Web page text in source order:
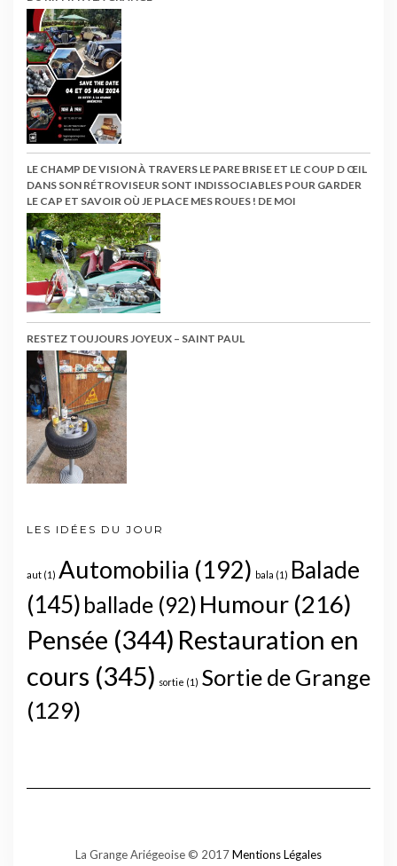
LE CHAMP DE VISION À TRAVERS LE PARE BRISE ET LE COUP D ŒIL
DANS SON RÉTROVISEUR SONT INDISSOCIABLES POUR GARDER
LE CAP ET SAVOIR OÙ JE PLACE MES ROUES ! DE MOI
RESTEZ TOUJOURS JOYEUX – SAINT PAUL
LES IDÉES DU JOUR
aut (1) Automobilia (192) bala (1) Balade
(145) ballade (92) Humour (216)
Pensée (344) Restauration en
cours (345) sortie (1) Sortie de Grange
(129)
La Grange Ariégeoise © 2017Mentions Légales